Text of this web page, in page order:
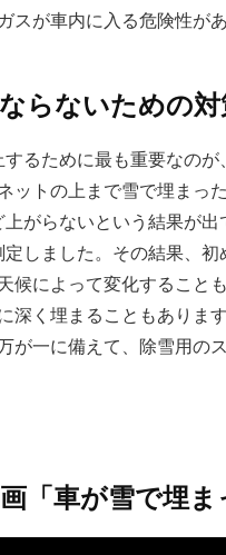
スが車内に入る危険性があ
らないための対
るために最も重要なの
ットの上まで雪で埋まっ
がらないという結果が
しました。その結果、
候によって変化すること
深く埋まることもありま
が一に備えて、除雪用の
「車が雪で埋ま